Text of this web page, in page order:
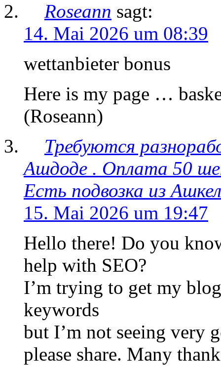
Roseann sagt:
14. Mai 2026 um 08:39
wettanbieter bonus
Here is my page …
(Roseann)
Требуются
Ашдоде . Оплата 50
Есть подвозка из
15. Mai 2026 um 19:47
Hello there! Do you
help with SEO?
I’m trying to get my
keywords
but I’m not seeing very
please share. Many